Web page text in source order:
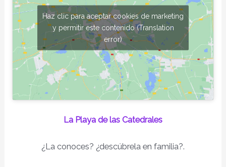
Haz clic para aceptar cookies de marketing
y permitir este contenido (Translation
error)
La Playa de las Catedrales
¿La conoces? ¿descúbrela en familia?.